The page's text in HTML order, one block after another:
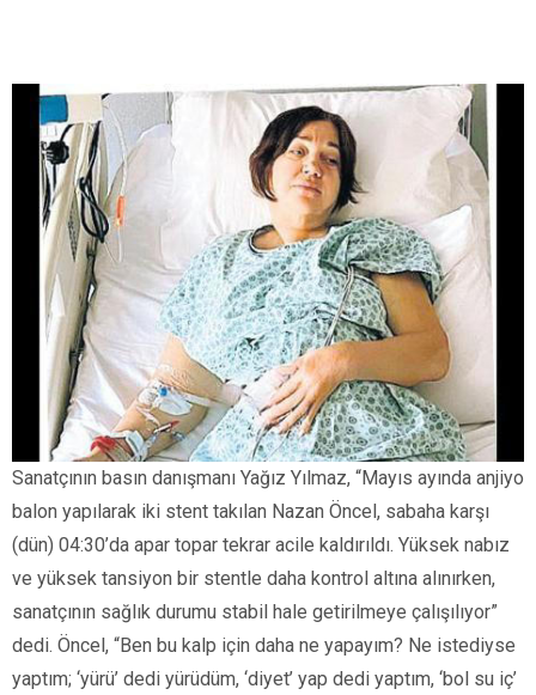
Sanatçının basın danışmanı Yağız Yılmaz, “Mayıs ayında anjiyo
balon yapılarak iki stent takılan Nazan Öncel, sabaha karşı
(dün) 04:30’da apar topar tekrar acile kaldırıldı. Yüksek nabız
ve yüksek tansiyon bir stentle daha kontrol altına alınırken,
sanatçının sağlık durumu stabil hale getirilmeye çalışılıyor”
dedi. Öncel, “Ben bu kalp için daha ne yapayım? Ne istediyse
yaptım; ‘yürü’ dedi yürüdüm, ‘diyet’ yap dedi yaptım, ‘bol su iç’